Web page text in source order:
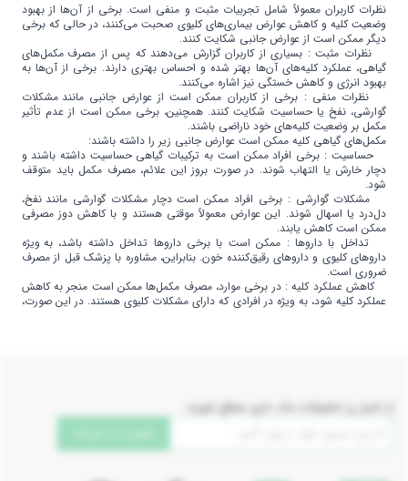
نظرات کاربران معمولاً شامل تجربیات مثبت و منفی است. برخی از آن‌ها از بهبود
وضعیت کلیه و کاهش عوارض بیماری‌های کلیوی صحبت می‌کنند، در حالی که برخی
دیگر ممکن است از عوارض جانبی شکایت کنند.
نظرات مثبت : بسیاری از کاربران گزارش می‌دهند که پس از مصرف مکمل‌های
گیاهی، عملکرد کلیه‌های آن‌ها بهتر شده و احساس بهتری دارند. برخی از آن‌ها به
بهبود انرژی و کاهش خستگی نیز اشاره می‌کنند.
نظرات منفی : برخی از کاربران ممکن است از عوارض جانبی مانند مشکلات
گوارشی، نفخ یا حساسیت شکایت کنند. همچنین، برخی ممکن است از عدم تأثیر
مکمل بر وضعیت کلیه‌های خود ناراضی باشند.
مکمل‌های گیاهی کلیه ممکن است عوارض جانبی زیر را داشته باشند:
حساسیت : برخی افراد ممکن است به ترکیبات گیاهی حساسیت داشته باشند و
دچار خارش یا التهاب شوند. در صورت بروز این علائم، مصرف مکمل باید متوقف
شود.
مشکلات گوارشی : برخی افراد ممکن است دچار مشکلات گوارشی مانند نفخ،
دل‌درد یا اسهال شوند. این عوارض معمولاً موقتی هستند و با کاهش دوز مصرفی
ممکن است کاهش یابند.
تداخل با داروها : ممکن است با برخی داروها تداخل داشته باشد، به ویژه
داروهای کلیوی و داروهای رقیق‌کننده خون. بنابراین، مشاوره با پزشک قبل از مصرف
ضروری است.
کاهش عملکرد کلیه : در برخی موارد، مصرف مکمل‌ها ممکن است منجر به کاهش
عملکرد کلیه شود، به ویژه در افرادی که دارای مشکلات کلیوی هستند. در این صورت،
از اخبار و تخفیفات مک دارو مطلع شوید: